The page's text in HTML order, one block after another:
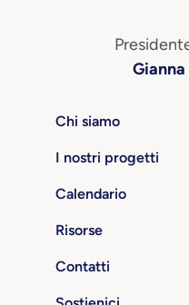
Chi siamo
I nostri progetti
Calendario
Risorse
Contatti